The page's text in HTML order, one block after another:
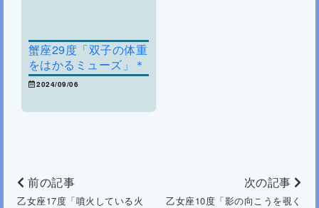
蟹座29度「双子の体重
をはかるミューズ」＊
天秤を上から見下ろす
2024/09/06
前の記事
乙女座17度「噴火している火
次の記事
乙女座10度「影の向こうを覗く